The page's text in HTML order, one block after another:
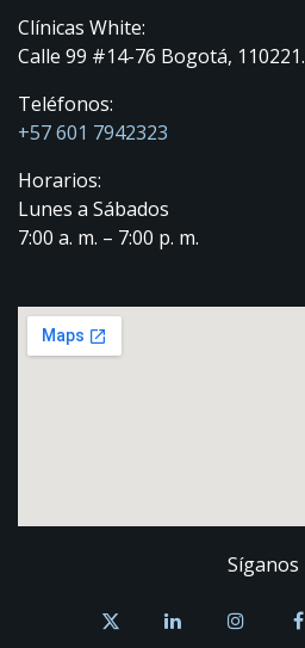
Clínicas White:
Calle 99 #14-76 Bogotá, 110221.
Teléfonos:
+57 601 7942323
Horarios:
Lunes a Sábados
7:00 a. m. – 7:00 p. m.
Síganos